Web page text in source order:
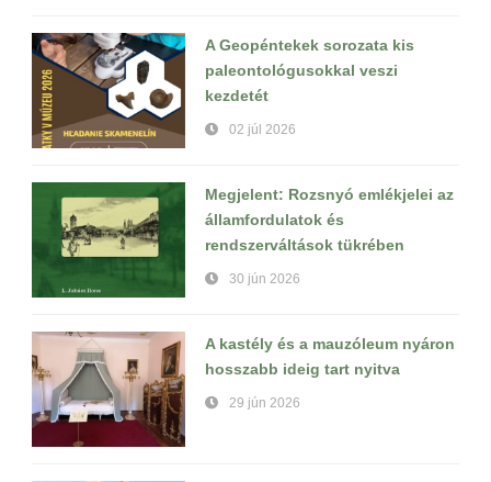
A Geopéntekek sorozata kis
paleontológusokkal veszi
kezdetét
02 júl 2026
Megjelent: Rozsnyó emlékjelei az
államfordulatok és
rendszerváltások tükrében
30 jún 2026
A kastély és a mauzóleum nyáron
hosszabb ideig tart nyitva
29 jún 2026